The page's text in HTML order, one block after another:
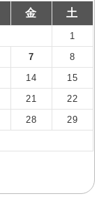
金 土
1
7
8
14
15
21
22
28
29